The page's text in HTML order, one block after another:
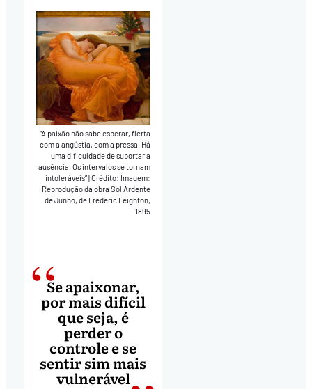
“A paixão não sabe esperar, flerta
com a angústia, com a pressa. Há
uma dificuldade de suportar a
ausência. Os intervalos se tornam
intoleráveis” Crédito: Imagem:
Reprodução da obra Sol Ardente
de Junho, de Frederic Leighton,
1895
Se apaixonar,
por mais difícil
que seja, é
perder o
controle e se
sentir sim mais
vulnerável